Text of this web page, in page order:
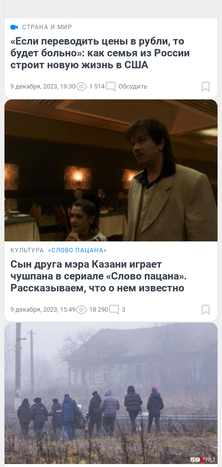
СТРАНА И МИР
«Если переводить цены в рубли, то
будет больно»: как семья из России
строит новую жизнь в США
9 декабря, 2023, 19:30 1 514 Обсудить
КУЛЬТУРА «СЛОВО ПАЦАНА»
Сын друга мэра Казани играет
чушпана в сериале «Слово пацана».
Рассказываем, что о нем известно
9 декабря, 2023, 15:49 18 290 3